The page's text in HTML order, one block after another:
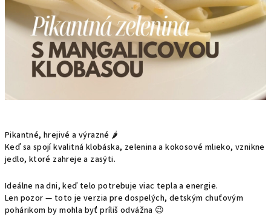
Pikantné, hrejivé a výrazné 🌶️
Keď sa spojí kvalitná klobáska, zelenina a kokosové mlieko, vznikne
jedlo, ktoré zahreje a zasýti.
Ideálne na dni, keď telo potrebuje viac tepla a energie.
Len pozor — toto je verzia pre dospelých, detským chuťovým
pohárikom by mohla byť príliš odvážna 😉